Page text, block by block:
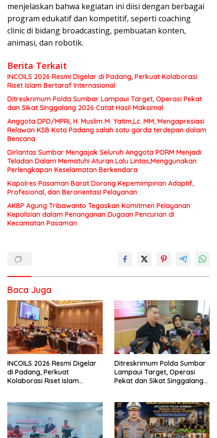
menjelaskan bahwa kegiatan ini diisi dengan berbagai
program edukatif dan kompetitif, seperti coaching
clinic di bidang broadcasting, pembuatan konten,
animasi, dan robotik.
Berita Terkait
INCOILS 2026 Resmi Digelar di Padang, Perkuat Kolaborasi
Riset Islam Bertaraf Internasional
Ditreskrimum Polda Sumbar Lampaui Target, Operasi Pekat
dan Sikat Singgalang 2026 Catat Hasil Maksimal
Anggota DPD/MPRI, H. Muslim M. Yatim,Lc. MM, Mengapresiasi
Relawan KSB Kota Padang salah satu garda terdepan dalam
Bencana
Dirlantas Sumbar Mengajak Seluruh Anggota PORM Menjadi
Teladan Dalam Mematuhi Aturan Lalu Lintas,Menggunakan
Perlengkapan Keselamatan Berkendara
Kapolres Pasaman Barat Dorong Kepemimpinan Adaptif,
Profesional, dan Berorientasi Pelayanan
AKBP Agung Tribawanto Tegaskan Komitmen Pelayanan
Kepolisian dalam Penanganan Dugaan Pencurian di
Kecamatan Pasaman
Baca Juga
INCOILS 2026 Resmi Digelar
di Padang, Perkuat
Kolaborasi Riset Islam
Ditreskrimum Polda Sumbar
Lampaui Target, Operasi
Pekat dan Sikat Singgalang